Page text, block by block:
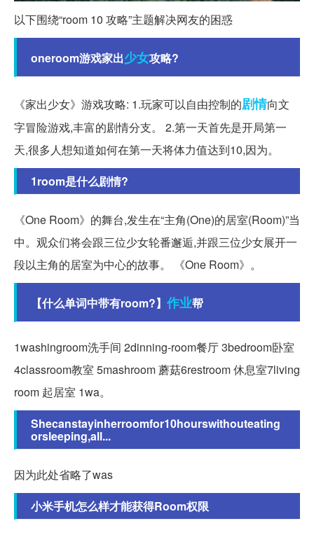
以下围绕“room 10 攻略”主题解决网友的困惑
oneroom游戏家出少女攻略?
《家出少女》游戏攻略: 1.玩家可以自由控制的剧情向文
字冒险游戏,丰富的剧情分支。 2.第一天首先是开局第一
天,很多人想知道如何在第一天将体力值达到10,因为。
1room是什么剧情?
《One Room》的舞台,发生在“主角(One)的居室(Room)”当
中。观众们将会跟三位少女轮番邂逅,并跟三位少女展开一
段以主角的居室为中心的故事。 《One Room》。
【什么单词中带有room?】 作业帮
1washingroom洗手间 2dinning-room餐厅 3bedroom卧室
4classroom教室 5mashroom 蘑菇6restroom 休息室7living
room 起居室 1wa。
Shecanstayinherroomfor10hourswithouteating
orsleeping,all...
因为此处省略了was
小米手机怎么样才能获得Room权限